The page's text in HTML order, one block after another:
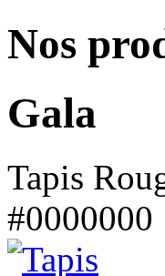
Nos
Gala
Tapis
#0000000